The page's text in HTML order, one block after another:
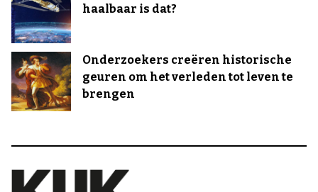
haalbaar is dat?
Onderzoekers creëren historische
geuren om het verleden tot leven te
brengen